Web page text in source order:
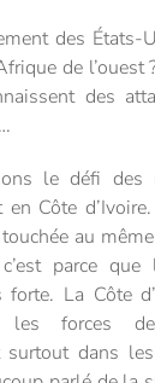
des
de
des
le défi des
Côte
touchée au
parce
forte. La Côte
les forces
surtout dans